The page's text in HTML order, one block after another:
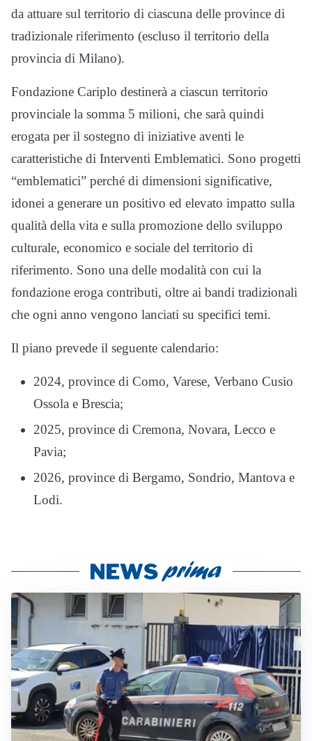
da attuare sul territorio di ciascuna delle province di
tradizionale riferimento (escluso il territorio della
provincia di Milano).
Fondazione Cariplo destinerà a ciascun territorio
provinciale la somma 5 milioni, che sarà quindi
erogata per il sostegno di iniziative aventi le
caratteristiche di Interventi Emblematici. Sono progetti
“emblematici” perché di dimensioni significative,
idonei a generare un positivo ed elevato impatto sulla
qualità della vita e sulla promozione dello sviluppo
culturale, economico e sociale del territorio di
riferimento. Sono una delle modalità con cui la
fondazione eroga contributi, oltre ai bandi tradizionali
che ogni anno vengono lanciati su specifici temi.
Il piano prevede il seguente calendario:
2024, province di Como, Varese, Verbano Cusio
Ossola e Brescia;
2025, province di Cremona, Novara, Lecco e
Pavia;
2026, province di Bergamo, Sondrio, Mantova e
Lodi.